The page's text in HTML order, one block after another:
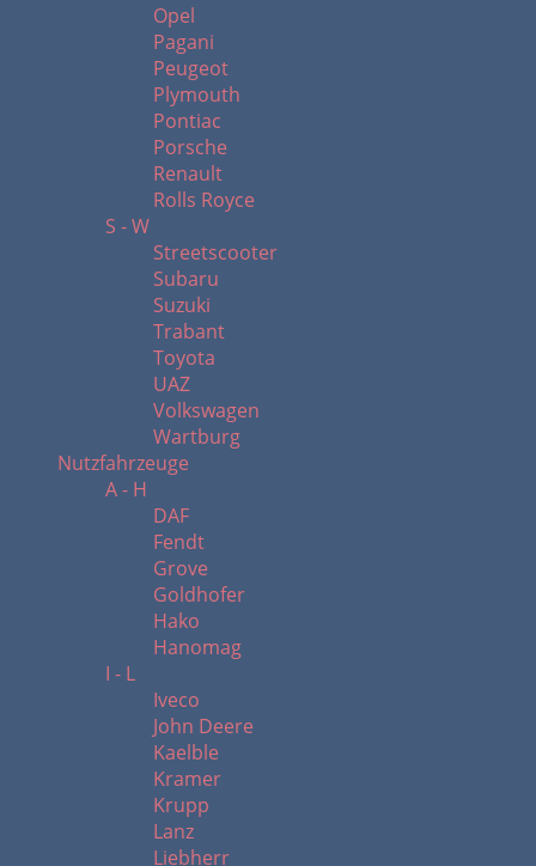
Opel
Pagani
Peugeot
Plymouth
Pontiac
Porsche
Renault
Rolls Royce
S - W
Streetscooter
Subaru
Suzuki
Trabant
Toyota
UAZ
Volkswagen
Wartburg
Nutzfahrzeuge
A - H
DAF
Fendt
Grove
Goldhofer
Hako
Hanomag
I - L
Iveco
John Deere
Kaelble
Kramer
Krupp
Lanz
Liebherr